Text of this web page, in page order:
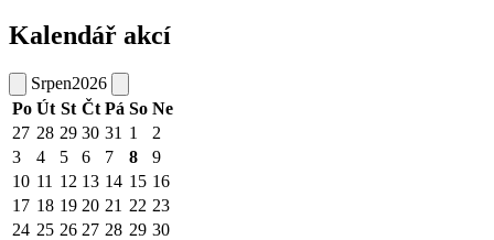
Kalendář akcí
Srpen2026
Po Út St Čt Pá So Ne
27 28 29 30 31 1
2
3
4 5 6 7 8
9
10 11 12 13 14 15 16
17 18 19 20 21 22 23
24 25 26 27 28 29 30